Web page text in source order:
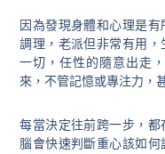
因為發現身體和心理是
調理，老派但非常有用
一切，任性的隨意出走
來，不管記憶或專注力，
每當決定往前跨一步，
腦會快速判斷重心該如